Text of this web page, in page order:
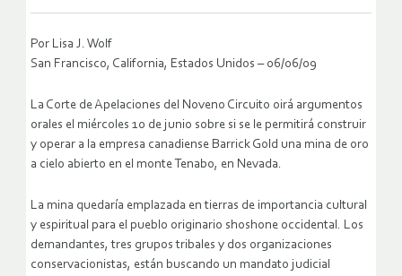
Por Lisa J. Wolf
San Francisco, California, Estados Unidos – 06/06/09
La Corte de Apelaciones del Noveno Circuito oirá argumentos
orales el miércoles 10 de junio sobre si se le permitirá construir
y operar a la empresa canadiense Barrick Gold una mina de oro
a cielo abierto en el monte Tenabo, en Nevada.
La mina quedaría emplazada en tierras de importancia cultural
y espiritual para el pueblo originario shoshone occidental. Los
demandantes, tres grupos tribales y dos organizaciones
conservacionistas, están buscando un mandato judicial